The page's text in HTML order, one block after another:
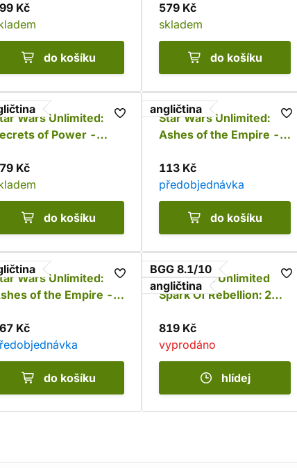
Kč
do košíku
579 Kč
skladem
do košíku
Wars Unlimited:
of Power -
Kč
do košíku
angličtina
Star Wars Unlimited:
Ashes of the Empire -
113 Kč
předobjednávka
do košíku
Wars Unlimited:
of the Empire -
Kč
do košíku
BGG 8.1/10
angličtina
Star Wars: Unlimited -
Spark Of Rebellion: 2
819 Kč
vyprodáno
hlídej